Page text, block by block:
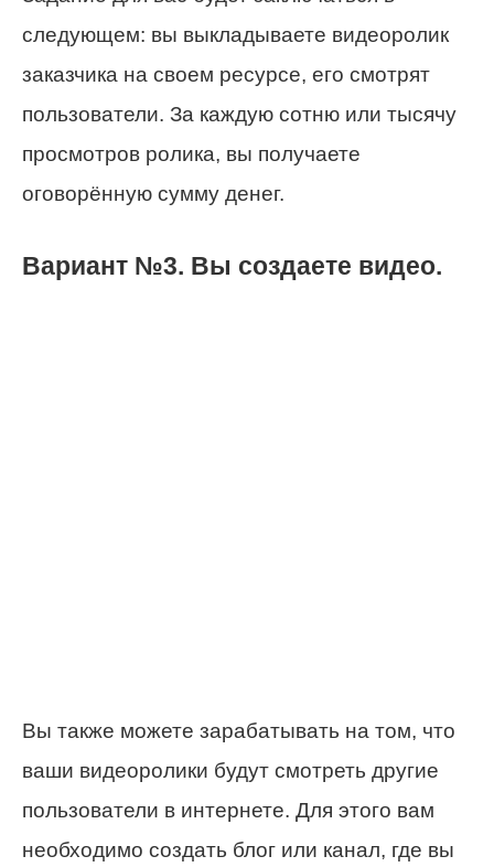
следующем: вы выкладываете видеоролик
заказчика на своем ресурсе, его смотрят
пользователи. За каждую сотню или тысячу
просмотров ролика, вы получаете
оговорённую сумму денег.
Вариант №3. Вы создаете видео.
Вы также можете зарабатывать на том, что
ваши видеоролики будут смотреть другие
пользователи в интернете. Для этого вам
необходимо создать блог или канал, где вы